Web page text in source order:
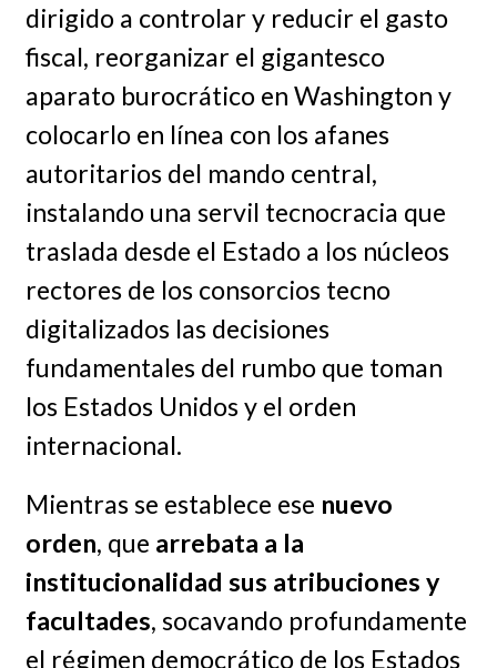
dirigido a controlar y reducir el gasto
fiscal, reorganizar el gigantesco
aparato burocrático en Washington y
colocarlo en línea con los afanes
autoritarios del mando central,
instalando una servil tecnocracia que
traslada desde el Estado a los núcleos
rectores de los consorcios tecno
digitalizados las decisiones
fundamentales del rumbo que toman
los Estados Unidos y el orden
internacional.
Mientras se establece ese nuevo
orden, que arrebata a la
institucionalidad sus atribuciones y
facultades, socavando profundamente
el régimen democrático de los Estados